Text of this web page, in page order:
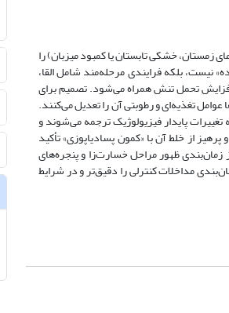
زمستان، خشکی تابستان یا کمبود میزبان) را
بلکه فرایندی مرحله‌مند شامل القا،
افزایش تحمل تنش همراه می‌شود. تصمیم برای
تغذیه‌ای و رطوبتی آن را تعدیل می‌کنند.
پایدار فیزیولوژیک ترجمه می‌شوند و
از خلط آن با «کمون پسادیاپوزی» تأکید
زمان‌بندی ظهور مراحل خسارت‌زا و پنجره‌های
مداخلات کنترلی را دقیق‌تر و در شرایط